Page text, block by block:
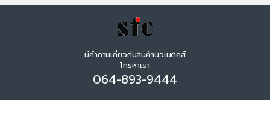
มีคำถามเกี่ยวกับสินค้านิวเมติคส์
โทรหาเรา
064-893-9444